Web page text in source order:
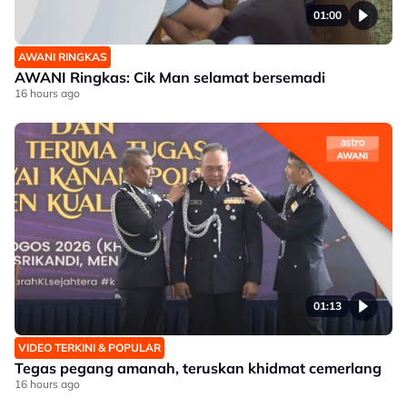
01:00
AWANI RINGKAS
AWANI Ringkas: Cik Man selamat bersemadi
16 hours ago
01:13
VIDEO TERKINI & POPULAR
Tegas pegang amanah, teruskan khidmat cemerlang
16 hours ago